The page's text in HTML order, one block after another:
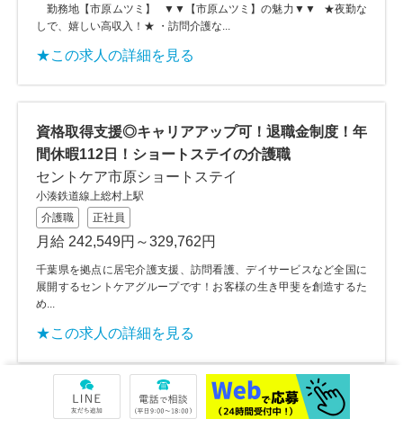
勤務地【市原ムツミ】 ▼▼【市原ムツミ】の魅力▼▼ ★夜勤な
しで、嬉しい高収入！★ ・訪問介護な...
★この求人の詳細を見る
資格取得支援◎キャリアアップ可！退職金制度！年
間休暇112日！ショートステイの介護職
セントケア市原ショートステイ
小湊鉄道線上総村上駅
介護職
正社員
月給 242,549円～329,762円
千葉県を拠点に居宅介護支援、訪問看護、デイサービスなど全国に
展開するセントケアグループです！お客様の生き甲斐を創造するた
め...
★この求人の詳細を見る
託児所あり！寮あり！定着率が高い職場！福利厚生